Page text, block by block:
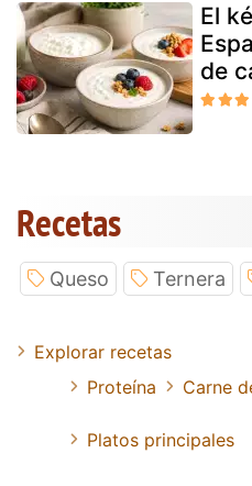
El
de
Recetas
Queso Ternera
Explorar recetas
Proteína
Carne
Platos principales